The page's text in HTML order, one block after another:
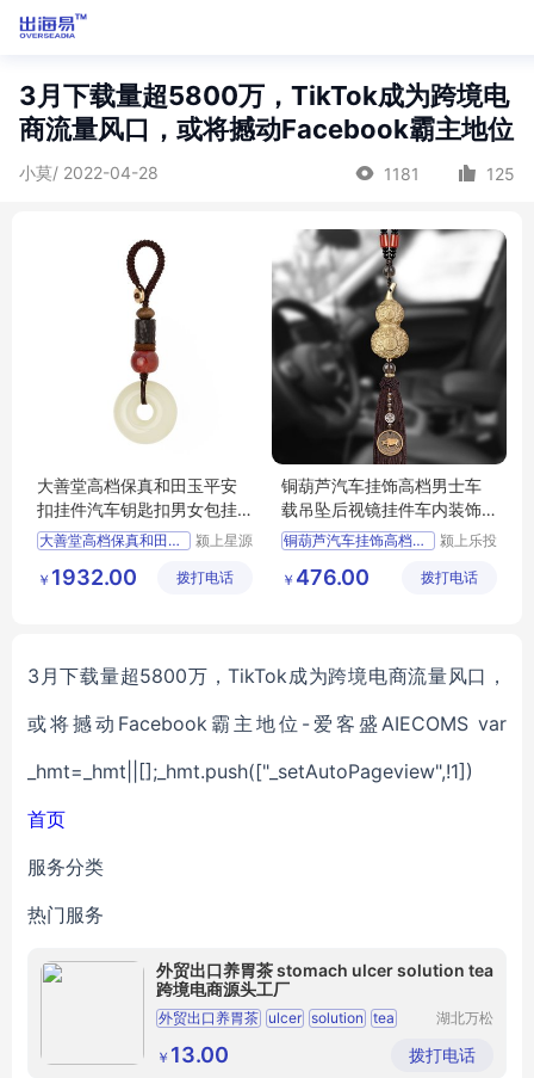
3月下载量超5800万，TikTok成为跨境电
商流量风口，或将撼动Facebook霸主地位
小莫/ 2022-04-28 1181 125
大善堂高档保真和田玉平安
扣挂件汽车钥匙扣男女包挂
饰创意送礼物
大善堂高档保真和田玉平安
颍上星源
有限公司
￥ 1932.00 拨打电话
铜葫芦汽车挂饰高档男士车
载吊坠后视镜挂件车内装饰
用品
铜葫芦汽车挂饰高档男士车
颍上乐投
有限公司
￥ 476.00 拨打电话
3月下载量超5800万，TikTok成为跨境电商流量风口，
或将撼动Facebook霸主地位-爱客盛AIECOMS var
_hmt=_hmt||[];_hmt.push(["_setAutoPageview",!1])
首页
服务分类
热门服务
外贸出口养胃茶 stomach ulcer solution tea
跨境电商源头工厂
外贸出口养胃茶 ulcer solution tea
跨境电商源头工厂
湖北万松
医药集团
有限公司
￥ 13.00 拨打电话